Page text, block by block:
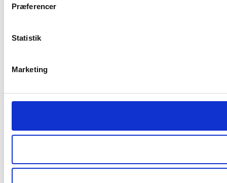
Præferencer
Statistik
Marketing